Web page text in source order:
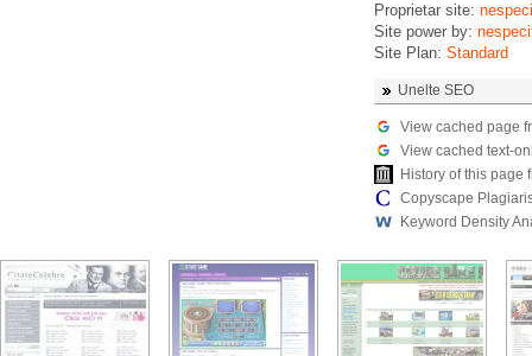
Proprietar site:
Site power by:
Site Plan: Standard
Unelte SEO
View cached page
View cached text-
History of this page
Copyscape
Keyword Density